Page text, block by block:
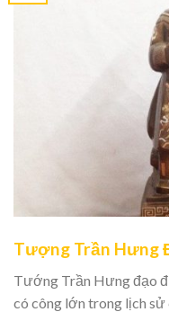
Tượng Trần Hưng
Tướng Trần Hưng đạo
có công lớn trong lịch